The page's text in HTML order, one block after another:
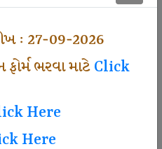
: 27-09-2026
ભરવા માટેClick
Here
Here
Subscription